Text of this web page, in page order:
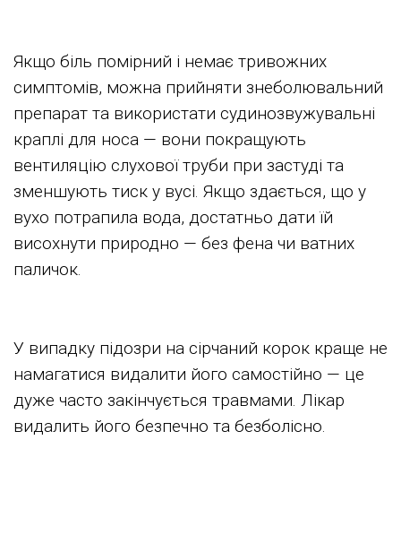
Якщо біль помірний і немає тривожних
симптомів, можна прийняти знеболювальний
препарат та використати судинозвужувальні
краплі для носа — вони покращують
вентиляцію слухової труби при застуді та
зменшують тиск у вусі. Якщо здається, що у
вухо потрапила вода, достатньо дати їй
висохнути природно — без фена чи ватних
паличок.
У випадку підозри на сірчаний корок краще не
намагатися видалити його самостійно — це
дуже часто закінчується травмами. Лікар
видалить його безпечно та безболісно.